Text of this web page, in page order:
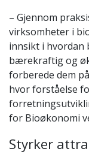
– Gjennom
virksomheter i
innsikt i hvordan
bærekraftig og
forberede dem
hvor forståelse
for Bioøkonomi
Styrker